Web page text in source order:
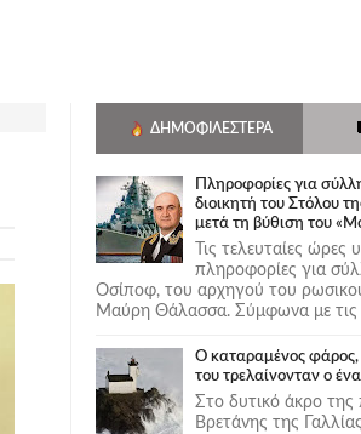
ΔΗΜΟΦΙΛΈΣΤΕΡΑ
Πληροφορίες για
διοικητή του Στόλου
μετά τη βύθιση του
Τις τελευταίες ώρες
πληροφορίες για
Οσίποφ, του αρχηγού του
Μαύρη Θάλασσα. Σύμφωνα με τις
Ο καταραμένος
του τρελαίνονταν ο
Στο δυτικό άκρο της
Βρετάνης της